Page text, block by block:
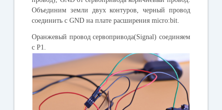
Объединим земли двух контуров, черный провод
соединить с GND наплате расширения micro:bit
Оранжевый провод сервопривода(Signal) соединяем
с P1.